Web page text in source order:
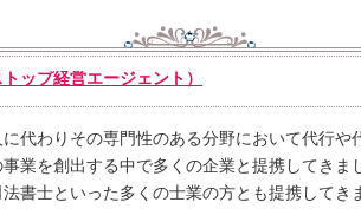
ップ経営エージェント）
に代わりその専門性のある分野において代行
業を創出する中で多くの企業と提携してきま
書士といった多くの士業の方とも提携してき